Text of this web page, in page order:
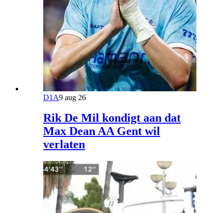
D1A9 aug 26
Rik De Mil kondigt aan dat
Max Dean AA Gent wil
verlaten